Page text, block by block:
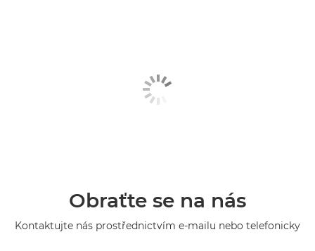
Obraťte se na nás
Kontaktujte nás prostřednictvím e-mailu nebo telefonicky